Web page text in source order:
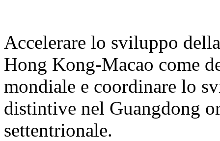
Accelerare lo sviluppo
Hong Kong-Macao come
mondiale e coordinare lo
distintive nel Guangdong
settentrionale.